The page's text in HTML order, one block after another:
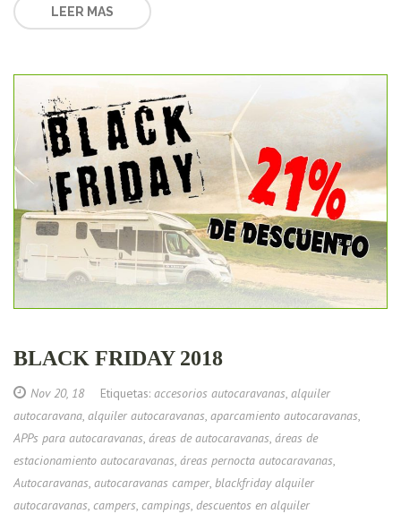
LEER MAS
BLACK FRIDAY 2018
Nov 20, 18Etiquetas: accesorios autocaravanas, alquiler
autocaravana, alquiler autocaravanas, aparcamiento autocaravanas,
APPs para autocaravanas, áreas de autocaravanas, áreas de
estacionamiento autocaravanas, áreas pernocta autocaravanas,
Autocaravanas, autocaravanas camper, blackfriday alquiler
autocaravanas, campers, campings, descuentos en alquiler